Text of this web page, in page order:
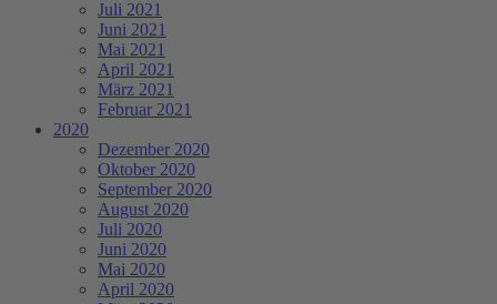
Juli 2021
Juni 2021
Mai 2021
April 2021
März 2021
Februar 2021
2020
Dezember 2020
Oktober 2020
September 2020
August 2020
Juli 2020
Juni 2020
Mai 2020
April 2020